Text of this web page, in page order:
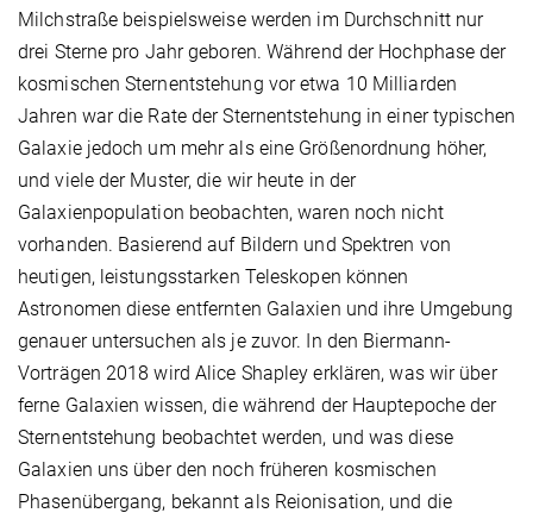
Milchstraße beispielsweise werden im Durchschnitt nur
drei Sterne pro Jahr geboren. Während der Hochphase der
kosmischen Sternentstehung vor etwa 10 Milliarden
Jahren war die Rate der Sternentstehung in einer typischen
Galaxie jedoch um mehr als eine Größenordnung höher,
und viele der Muster, die wir heute in der
Galaxienpopulation beobachten, waren noch nicht
vorhanden. Basierend auf Bildern und Spektren von
heutigen, leistungsstarken Teleskopen können
Astronomen diese entfernten Galaxien und ihre Umgebung
genauer untersuchen als je zuvor. In den Biermann-
Vorträgen 2018 wird Alice Shapley erklären, was wir über
ferne Galaxien wissen, die während der Hauptepoche der
Sternentstehung beobachtet werden, und was diese
Galaxien uns über den noch früheren kosmischen
Phasenübergang, bekannt als Reionisation, und die